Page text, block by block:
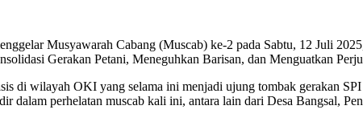
Musyawarah Cabang (Muscab) ke-2 pada Sabtu, 12 Juli
Gerakan Petani, Meneguhkan Barisan, dan Menguatkan
di wilayah OKI yang selama ini menjadi ujung tombak gerakan
perhelatan muscab kali ini, antara lain dari Desa Bangsal,